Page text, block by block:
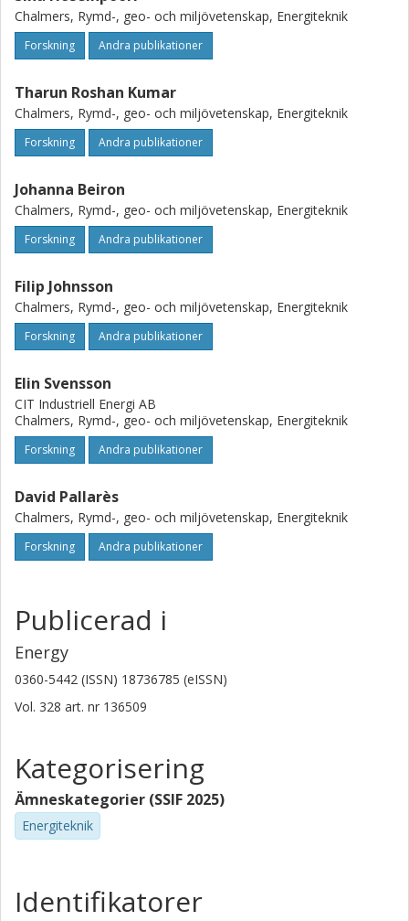
Chalmers, Rymd-, geo- och miljövetenskap, Energiteknik
Forskning Andra publikationer
Tharun Roshan Kumar
Chalmers, Rymd-, geo- och miljövetenskap, Energiteknik
Forskning Andra publikationer
Johanna Beiron
Chalmers, Rymd-, geo- och miljövetenskap, Energiteknik
Forskning Andra publikationer
Filip Johnsson
Chalmers, Rymd-, geo- och miljövetenskap, Energiteknik
Forskning Andra publikationer
Elin Svensson
CIT Industriell Energi AB
Chalmers, Rymd-, geo- och miljövetenskap, Energiteknik
Forskning Andra publikationer
David Pallarès
Chalmers, Rymd-, geo- och miljövetenskap, Energiteknik
Forskning Andra publikationer
Publicerad i
Energy
0360-5442 (ISSN) 18736785 (eISSN)
Vol. 328 art. nr 136509
Kategorisering
Ämneskategorier (SSIF 2025)
Energiteknik
Identifikatorer